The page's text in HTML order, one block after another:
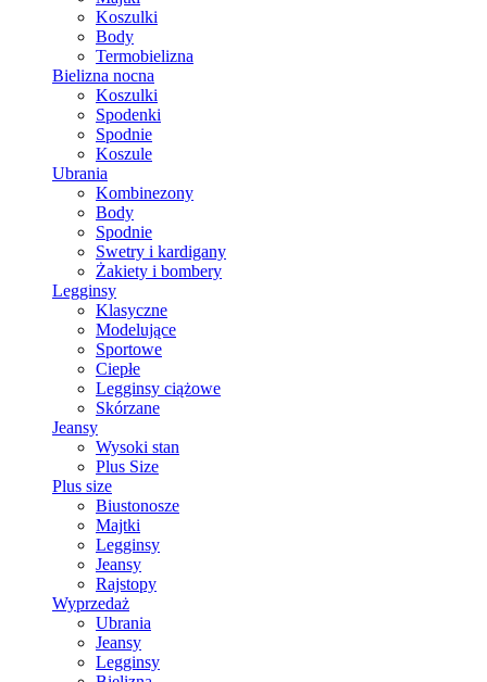
Koszulki
Body
Termobielizna
Bielizna nocna
Koszulki
Spodenki
Spodnie
Koszule
Ubrania
Kombinezony
Body
Spodnie
Swetry i kardigany
Żakiety i bombery
Legginsy
Klasyczne
Modelujące
Sportowe
Ciepłe
Legginsy ciążowe
Skórzane
Jeansy
Wysoki stan
Plus Size
Plus size
Biustonosze
Majtki
Legginsy
Jeansy
Rajstopy
Wyprzedaż
Ubrania
Jeansy
Legginsy